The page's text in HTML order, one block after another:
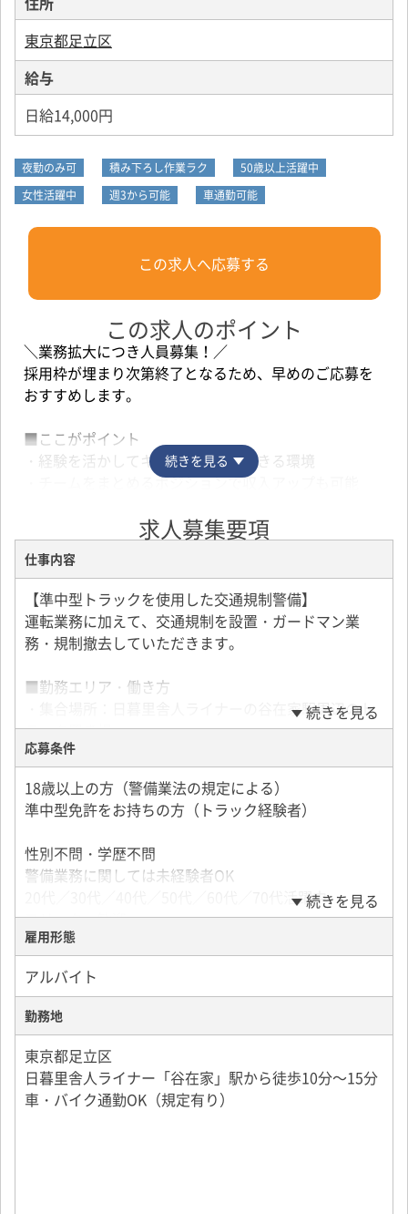
東京都足立区
給与
日給14,000円
夜勤のみ可 積み下ろし作業ラク
50歳以上活躍中
女性活躍中
週3から可能 車通勤可能
この求人へ応募する
この求人のポイント
＼業務拡大につき人員募集！／
採用枠が埋まり次第終了となるため、早めのご応募を
おすすめします。
■ここがポイント
・経験を活かしてキャリアアップできる環境
・チームをまとめるポジションで収入アップも可能
幅広い年代のスタッフが活躍中。
現場同士の連携も取りやすく、スムーズに業務を進め
られる環境です。
性別問わず働きやすい職場づくりを進めています。
お気軽にご応募ください♪
続きを見る
求人募集要項
仕事内容
【準中型トラックを使用した交通規制警備】
運転業務に加えて、交通規制を設置・ガードマン業
務・規制撤去していただきます。
■勤務エリア・働き方
・集合場所：日暮里舎人ライナーの谷在家駅周辺のト
ラック置き場
・勤務エリア：都内及び東京都内近郊
・手積み・手降ろしあり
1人で作業するわけではなく、1チーム4～10人で行い
休憩は交代で1～3時間取れます。
扱う資材は比較的軽量なものが中心のため、
体への負担も少なく、女性スタッフも無理なく活躍で
きる環境です。
続きを見る
応募条件
18歳以上の方（警備業法の規定による）
準中型免許をお持ちの方（トラック経験者）
性別不問・学歴不問
警備業務に関しては未経験者OK
20代／30代／40代／50代／60代／70代活躍中
フリーター歓迎
続きを見る
雇用形態
アルバイト
勤務地
東京都足立区
日暮里舎人ライナー「谷在家」駅から徒歩10分～15分
車・バイク通勤OK（規定有り）